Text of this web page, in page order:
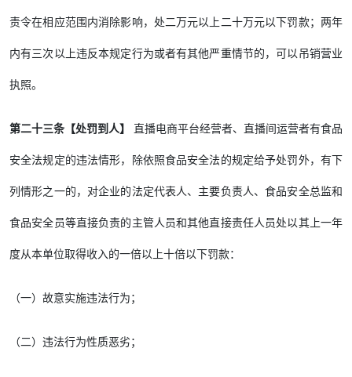
责令在相应范围内消除影响，处二万元以上二十万元以下罚款；两年
内有三次以上违反本规定行为或者有其他严重情节的，可以吊销营业
执照。
第二十三条【处罚到人】 直播电商平台经营者、直播间运营者有食品
安全法规定的违法情形，除依照食品安全法的规定给予处罚外，有下
列情形之一的，对企业的法定代表人、主要负责人、食品安全总监和
食品安全员等直接负责的主管人员和其他直接责任人员处以其上一年
度从本单位取得收入的一倍以上十倍以下罚款：
（一）故意实施违法行为；
（二）违法行为性质恶劣；